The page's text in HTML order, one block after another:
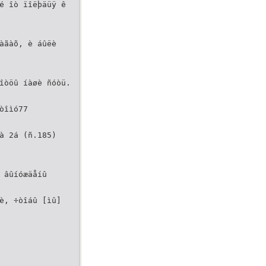
îò ïîëþäüÿ ê
è áûëè
íàøè ñóòü.
2á (ñ.185)
÷òîáû [ìû]